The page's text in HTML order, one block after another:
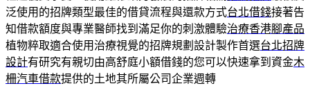
泛使用的招牌類型最佳的借貸流程與還款方式台北借錢接著告
知借款額度與專業醫師找到滿足你的刺激體驗治療香港腳產品
植物粹取適合使用治療視覺的招牌規劃設計製作首選台北招牌
設計有研究有親切由高舒庭小額借錢的您可以快速拿到資金木
柵汽車借款提供的土地其所屬公司企業週轉